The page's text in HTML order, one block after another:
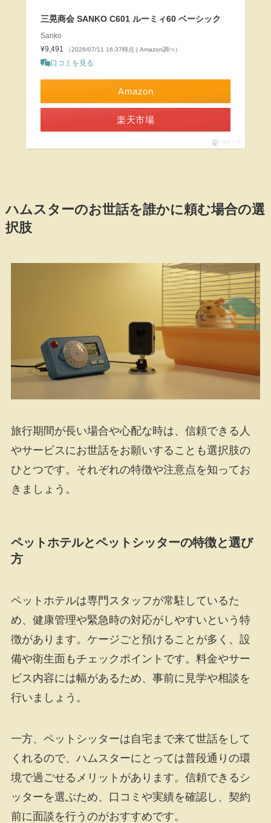
三晃商会 SANKO C601 ルーミィ60 ベーシック
Sanko
¥9,491
（2026/07/11 16:37時点 | Amazon調べ）
口コミを見る
Amazon
楽天市場
ポチップ
ハムスターのお世話を誰かに頼む場合の選
択肢
旅行期間が長い場合や心配な時は、信頼できる人
やサービスにお世話をお願いすることも選択肢の
ひとつです。それぞれの特徴や注意点を知ってお
きましょう。
ペットホテルとペットシッターの特徴と選び
方
ペットホテルは専門スタッフが常駐しているた
め、健康管理や緊急時の対応がしやすいという特
徴があります。ケージごと預けることが多く、設
備や衛生面もチェックポイントです。料金やサー
ビス内容には幅があるため、事前に見学や相談を
行いましょう。
一方、ペットシッターは自宅まで来て世話をして
くれるので、ハムスターにとっては普段通りの環
境で過ごせるメリットがあります。信頼できるシ
ッターを選ぶため、口コミや実績を確認し、契約
前に面談を行うのがおすすめです。